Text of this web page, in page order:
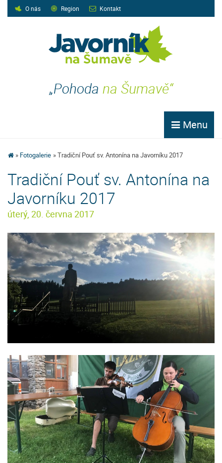
O nás Region Kontakt
„Pohoda na Šumavě“
Menu
Fotogalerie Tradiční Pouť sv. Antonína na Javorníku 2017
Tradiční Pouť sv. Antonína na
Javorníku 2017
úterý, 20. června 2017